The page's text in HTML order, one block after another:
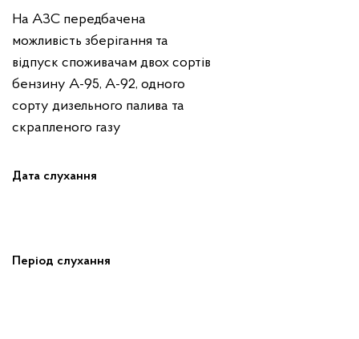
На АЗС передбачена
можливість зберігання та
відпуск споживачам двох сортів
бензину А-95, А-92, одного
сорту дизельного палива та
скрапленого газу
Дата слухання
Період слухання